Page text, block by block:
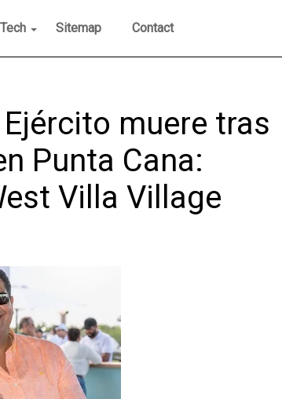
Tech Sitemap Contact
muere tras
Punta Cana:
Villa Village